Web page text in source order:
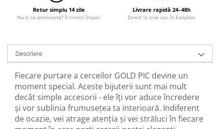
Retur simplu 14 zile
Nu ți se potrivește? Îl trimiți înapoi
Livrare rapidă 24–48h
Direct la tine sau în Easybox
Descriere
Fiecare purtare a cerceilor GOLD PIC devine un
moment special. Aceste bijuterii sunt mai mult
decât simple accesorii - ele îți vor aduce încredere
și vor sublinia frumusețea ta interioară. Indiferent
de ocazie, vei atrage atenția și vei străluci în fiecare